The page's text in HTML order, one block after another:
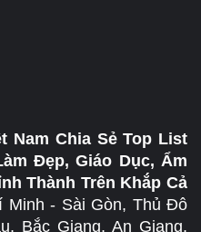
Nam Chia Sẻ Top List
Đẹp, Giáo Dục, Ẩm
Thành Trên Khắp Cả
Minh - Sài Gòn, Thủ Đô
Bắc Giang, An Giang,